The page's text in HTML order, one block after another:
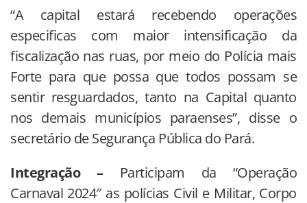
“A capital estará recebendo operações
especificas com maior intensificação da
fiscalização nas ruas, por meio do Polícia mais
Forte para que possa que todos possam se
sentir resguardados, tanto na Capital quanto
nos demais municípios paraenses”, disse o
secretário de Segurança Pública do Pará.
Integração –Participam da “Operação
Carnaval 2024″ as polícias Civil e Militar, Corpo